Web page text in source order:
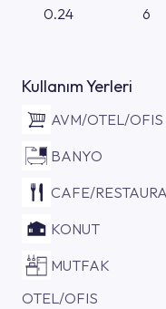
0.24 6
Kullanım Yerleri
AVM/OTEL/OFIS
BANYO
CAFE/
KONUT
MUTFAK
OTEL/OFIS